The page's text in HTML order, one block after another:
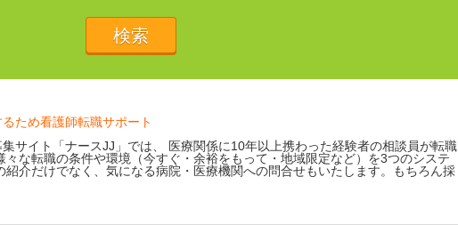
ため看護師転職サポート
サイト「ナースJJ」では、 医療関係に10年以上携わった経験者の相談員が転職
な転職の条件や環境（今すぐ・余裕をもって・地域限定など）を3つのシステ
紹介だけでなく、気になる病院・医療機関への問合せもいたします。もちろん採